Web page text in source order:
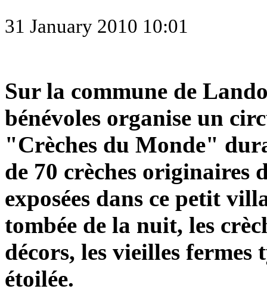
31 January 2010 10:01
Sur la commune de
bénévoles organise un
"Crèches du Monde"
de 70 crèches originaires
exposées dans ce petit
tombée de la nuit, les
décors, les vieilles fermes
étoilée.